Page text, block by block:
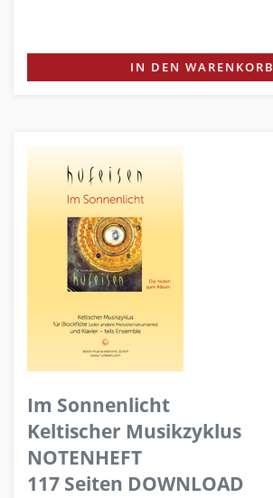
IN DEN WARENKORB
Im Sonnenlicht
Keltischer Musikzyklus
NOTENHEFT
117 Seiten DOWNLOAD